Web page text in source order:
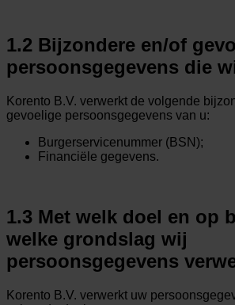
1.2 Bijzondere en/of
persoonsgegevens die
Korento B.V. verwerkt de volgende
gevoelige persoonsgegevens van u:
Burgerservicenummer (BSN);
Financiële gegevens.
1.3 Met welk doel en op
welke grondslag wij
persoonsgegevens
Korento B.V. verwerkt uw